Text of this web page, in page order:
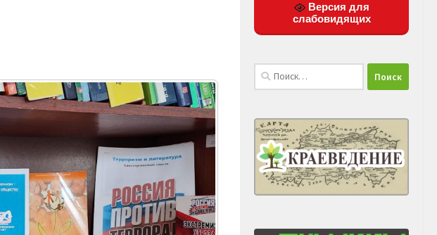
Версия для
слабовидящих
Найти: